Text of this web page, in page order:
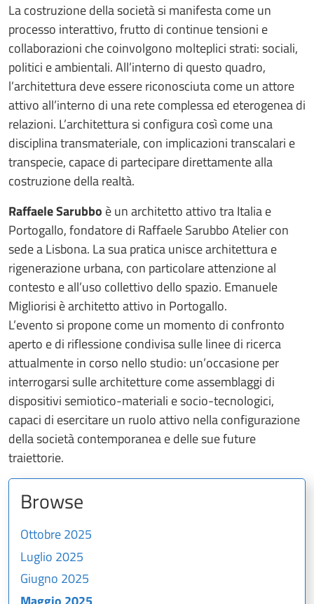
La costruzione della società si manifesta come un
processo interattivo, frutto di continue tensioni e
collaborazioni che coinvolgono molteplici strati: sociali,
politici e ambientali. All’interno di questo quadro,
l’architettura deve essere riconosciuta come un attore
attivo all’interno di una rete complessa ed eterogenea di
relazioni. L’architettura si configura così come una
disciplina transmateriale, con implicazioni transcalari e
transpecie, capace di partecipare direttamente alla
costruzione della realtà.
Raffaele Sarubbo è un architetto attivo tra Italia e
Portogallo, fondatore di Raffaele Sarubbo Atelier con
sede a Lisbona. La sua pratica unisce architettura e
rigenerazione urbana, con particolare attenzione al
contesto e all’uso collettivo dello spazio. Emanuele
Migliorisi è architetto attivo in Portogallo.
L’evento si propone come un momento di confronto
aperto e di riflessione condivisa sulle linee di ricerca
attualmente in corso nello studio: un’occasione per
interrogarsi sulle architetture come assemblaggi di
dispositivi semiotico-materiali e socio-tecnologici,
capaci di esercitare un ruolo attivo nella configurazione
della società contemporanea e delle sue future
traiettorie.
Browse
Ottobre 2025
Luglio 2025
Giugno 2025